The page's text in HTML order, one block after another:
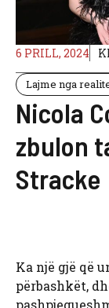
6 PRILL, 2024
Lajme nga
Nicola
zbulon
Stracke
Ka një gjë që
përbashkët,